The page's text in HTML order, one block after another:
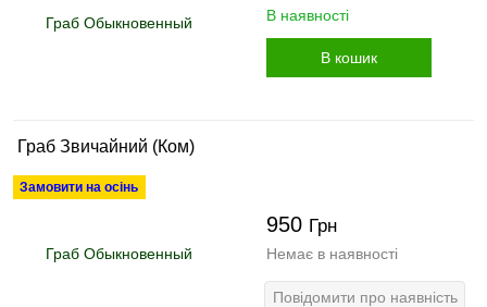
В наявності
В кошик
Граб Звичайний (Ком)
Замовити на осінь
950 Грн
Немає в наявності
Повідомити про наявність